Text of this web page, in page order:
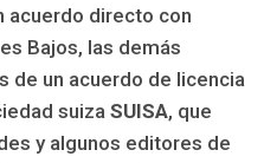
acuerdo directo con
Bajos, las demás
de un acuerdo de licencia
suiza SUISA, que
y algunos editores de